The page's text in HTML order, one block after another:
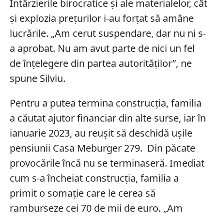
Întârzierile birocratice și ale materialelor, cât
și explozia prețurilor i-au forțat să amâne
lucrările. „Am cerut suspendare, dar nu ni s-
a aprobat. Nu am avut parte de nici un fel
de înțelegere din partea autorităților”, ne
spune Silviu.
Pentru a putea termina construcția, familia
a căutat ajutor financiar din alte surse, iar în
ianuarie 2023, au reușit să deschidă ușile
pensiunii Casa Meburger 279. Din păcate
provocările încă nu se terminaseră. Imediat
cum s-a încheiat construcția, familia a
primit o somație care le cerea să
ramburseze cei 70 de mii de euro. „Am